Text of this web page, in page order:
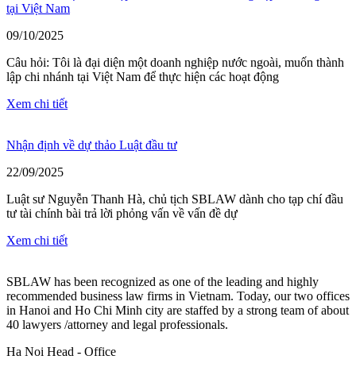
tại Việt Nam
09/10/2025
Câu hỏi: Tôi là đại diện một doanh nghiệp nước ngoài, muốn thành
lập chi nhánh tại Việt Nam để thực hiện các hoạt động
Xem chi tiết
Nhận định về dự thảo Luật đầu tư
22/09/2025
Luật sư Nguyễn Thanh Hà, chủ tịch SBLAW dành cho tạp chí đầu
tư tài chính bài trả lời phỏng vấn về vấn đề dự
Xem chi tiết
SBLAW has been recognized as one of the leading and highly
recommended business law firms in Vietnam. Today, our two offices
in Hanoi and Ho Chi Minh city are staffed by a strong team of about
40 lawyers /attorney and legal professionals.
Ha Noi Head - Office